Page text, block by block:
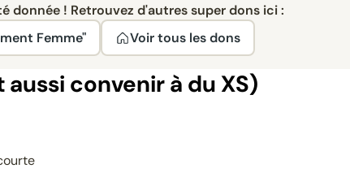
donnée ! Retrouvez d'autres super dons ici :
Femme"
Voir tous les dons
convenir à du XS)